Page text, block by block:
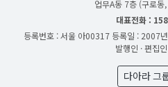
업무A동 7층 (구로동
대표전화 :
등록번호 : 서울 아00317 등록일 : 2007
발행인 · 편집
다아라 그